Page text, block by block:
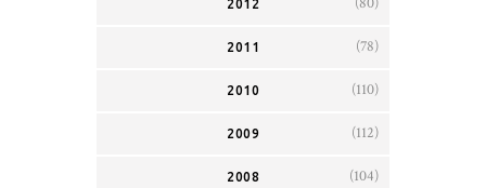
2012
2011 (78)
2010 (110)
2009 (112)
2008 (104)